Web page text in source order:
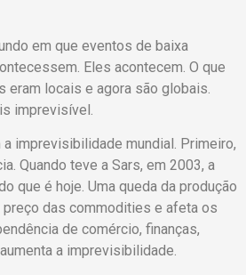
em que eventos de baixa
Eles acontecem. O que
eram locais e agora são globais.
imprevisível.
imprevisibilidade mundial. Primeiro,
Quando teve a Sars, em 2003, a
que é hoje. Uma queda da produção
preço das commodities e afeta os
de comércio, finanças,
a imprevisibilidade.